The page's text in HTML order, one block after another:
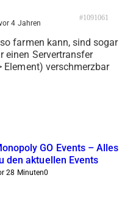
4 Jahren
#1091061
farmen kann, sind sogar
einen Servertransfer
Element) verschmerzbar
GO Events – Alles
den aktuellen Events
28 Minuten0